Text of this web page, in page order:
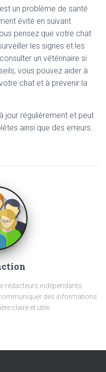
un problème de santé
évité en suivant
pensez que votre chat
les signes et les
un vétérinaire si
vous pouvez aider à
chat et à prévenir la
jour régulièrement et peut
ainsi que des erreurs.
rédacteurs indépendants
des informations
claire et utile.